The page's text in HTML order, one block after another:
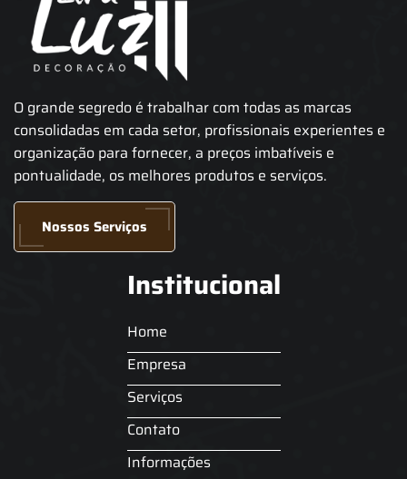
O grande segredo é trabalhar com todas as marcas
consolidadas em cada setor, profissionais experientes e
organização para fornecer, a preços imbatíveis e
pontualidade, os melhores produtos e serviços.
Nossos Serviços
Institucional
Home
Empresa
Serviços
Contato
Informações